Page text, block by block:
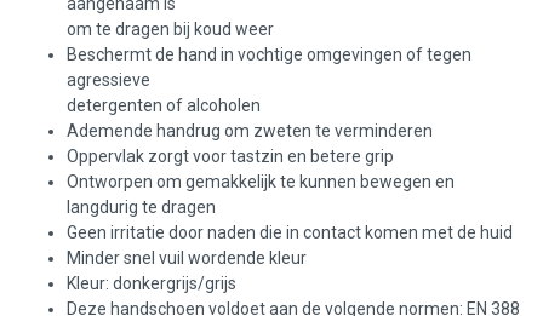
om te dragen bij koud weer
Beschermt de hand in vochtige omgevingen of tegen
agressieve
detergenten of alcoholen
Ademende handrug om zweten te verminderen
Oppervlak zorgt voor tastzin en betere grip
Ontworpen om gemakkelijk te kunnen bewegen en
langdurig te dragen
Geen irritatie door naden die in contact komen met de huid
Minder snel vuil wordende kleur
Kleur: donkergrijs/grijs
Deze handschoen voldoet aan de volgende normen: EN 388